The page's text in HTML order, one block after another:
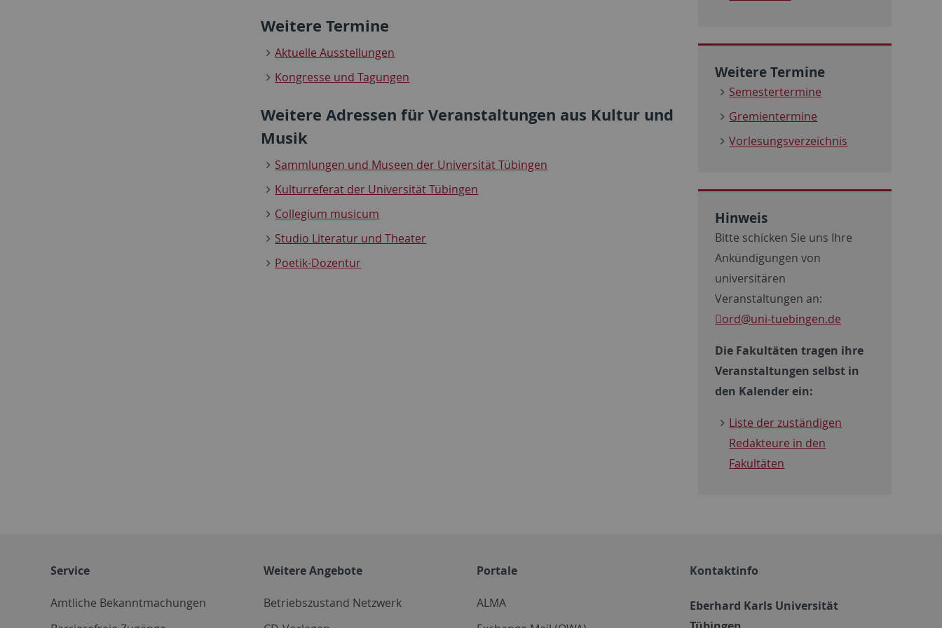
Weitere Termine
Aktuelle Ausstellungen
Kongresse und Tagungen
Weitere Adressen für Veranstaltungen aus Kultur und
Musik
Sammlungen und Museen der Universität Tübingen
Kulturreferat der Universität Tübingen
Collegium musicum
Studio Literatur und Theater
Poetik-Dozentur
Weitere Termine
Semestertermine
Gremientermine
Vorlesungsverzeichnis
Hinweis
Bitte schicken Sie uns Ihre
Ankündigungen von
universitären
Veranstaltungen an:
ord@uni-tuebingen.de
Die Fakultäten tragen ihre
Veranstaltungen selbst in
den Kalender ein:
Liste der zuständigen
Redakteure in den
Fakultäten
Service
Amtliche Bekanntmachungen
Weitere Angebote
Betriebszustand Netzwerk
Portale
ALMA
Kontaktinfo
Eberhard Karls Universität